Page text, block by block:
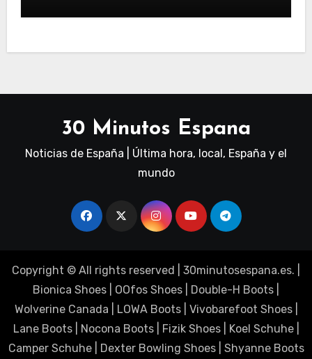
30 Minutos Espana
Noticias de España | Última hora, local, España y el
mundo
Copyright © All rights reserved 30minutosespana.es. |
Bionica Shoes
OOfos Shoes Double-H Boots
Wolverine Canada
LOWA Boots| Vivobarefoot Shoes|
Lane Boots| Nocona Boots| Fizik Shoes| Koel Schuhe|
Camper Schuhe| Dexter Bowling Shoes| Shyanne Boots